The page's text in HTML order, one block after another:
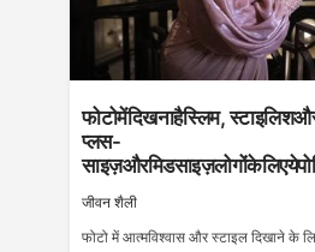
फोटोमेंदिखनाहैस्लिम,
प्लस-
जीवन शैली
फोटो में आत्मविश्वास और स्टाइल दिखाने के